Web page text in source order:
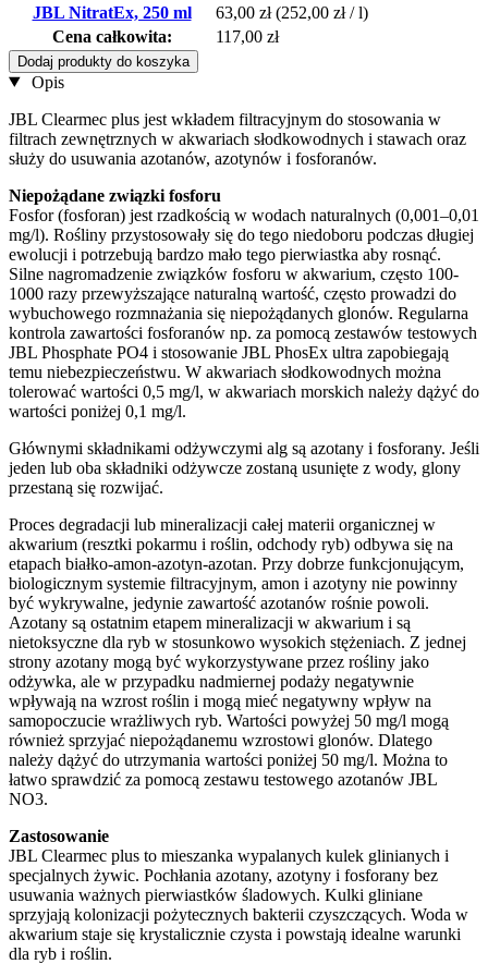
JBL NitratEx, 250 ml
63,00 zł (252,00 zł / l)
Cena całkowita:
117,00 zł
Dodaj produkty do koszyka
Opis
JBL Clearmec plus jest wkładem filtracyjnym do stosowania w
filtrach zewnętrznych w akwariach słodkowodnych i stawach oraz
służy do usuwania azotanów, azotynów i fosforanów.
Niepożądane związki fosforu
Fosfor (fosforan) jest rzadkością w wodach naturalnych (0,001–0,01
mg/l). Rośliny przystosowały się do tego niedoboru podczas długiej
ewolucji i potrzebują bardzo mało tego pierwiastka aby rosnąć.
Silne nagromadzenie związków fosforu w akwarium, często 100-
1000 razy przewyższające naturalną wartość, często prowadzi do
wybuchowego rozmnażania się niepożądanych glonów. Regularna
kontrola zawartości fosforanów np. za pomocą zestawów testowych
JBL Phosphate PO4 i stosowanie JBL PhosEx ultra zapobiegają
temu niebezpieczeństwu. W akwariach słodkowodnych można
tolerować wartości 0,5 mg/l, w akwariach morskich należy dążyć do
wartości poniżej 0,1 mg/l.
Głównymi składnikami odżywczymi alg są azotany i fosforany. Jeśli
jeden lub oba składniki odżywcze zostaną usunięte z wody, glony
przestaną się rozwijać.
Proces degradacji lub mineralizacji całej materii organicznej w
akwarium (resztki pokarmu i roślin, odchody ryb) odbywa się na
etapach białko-amon-azotyn-azotan. Przy dobrze funkcjonującym,
biologicznym systemie filtracyjnym, amon i azotyny nie powinny
być wykrywalne, jedynie zawartość azotanów rośnie powoli.
Azotany są ostatnim etapem mineralizacji w akwarium i są
nietoksyczne dla ryb w stosunkowo wysokich stężeniach. Z jednej
strony azotany mogą być wykorzystywane przez rośliny jako
odżywka, ale w przypadku nadmiernej podaży negatywnie
wpływają na wzrost roślin i mogą mieć negatywny wpływ na
samopoczucie wrażliwych ryb. Wartości powyżej 50 mg/l mogą
również sprzyjać niepożądanemu wzrostowi glonów. Dlatego
należy dążyć do utrzymania wartości poniżej 50 mg/l. Można to
łatwo sprawdzić za pomocą zestawu testowego azotanów JBL
NO3.
Zastosowanie
JBL Clearmec plus to mieszanka wypalanych kulek glinianych i
specjalnych żywic. Pochłania azotany, azotyny i fosforany bez
usuwania ważnych pierwiastków śladowych. Kulki gliniane
sprzyjają kolonizacji pożytecznych bakterii czyszczących. Woda w
akwarium staje się krystalicznie czysta i powstają idealne warunki
dla ryb i roślin.